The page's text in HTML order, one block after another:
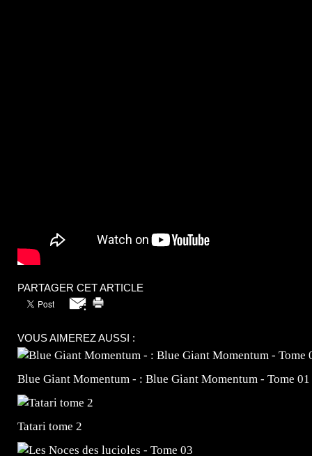
PARTAGER CET ARTICLE
VOUS AIMEREZ AUSSI :
Blue Giant Momentum - : Blue Giant Momentum - Tome 01
Tatari tome 2